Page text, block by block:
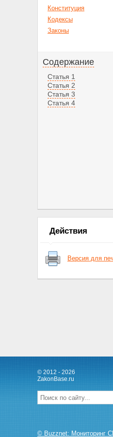
Конституция
Кодексы
Законы
Содержание
Статья 1
Статья 2
Статья 3
Статья 4
Действия
Версия для
© 2012 - 2026
ZakonBase.ru
© Buzznet: Мониторинг